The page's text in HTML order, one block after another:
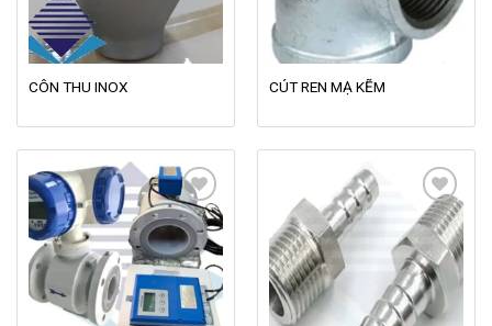
CÔN THU INOX CÚT REN MẠ KẼM
Add to
wishlist
Add to
wishlist